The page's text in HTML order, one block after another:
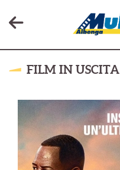
FILM IN USCITA